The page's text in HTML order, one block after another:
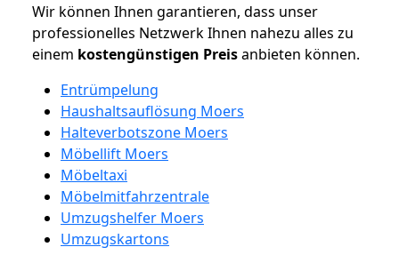
Wir können Ihnen garantieren, dass unser
professionelles Netzwerk Ihnen nahezu alles zu
einem kostengünstigen Preisanbieten können.
Entrümpelung
Haushaltsauflösung Moers
Halteverbotszone Moers
Möbellift Moers
Möbeltaxi
Möbelmitfahrzentrale
Umzugshelfer Moers
Umzugskartons